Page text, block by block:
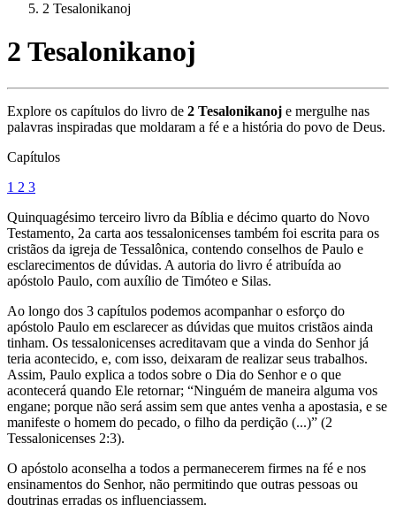
2 Tesalonikanoj
2 Tesalonikanoj
Explore os capítulos do livro de 2 Tesalonikanoj e mergulhe nas
palavras inspiradas que moldaram a fé e a história do povo de Deus.
Capítulos
1 2 3
Quinquagésimo terceiro livro da Bíblia e décimo quarto do Novo
Testamento, 2a carta aos tessalonicenses também foi escrita para os
cristãos da igreja de Tessalônica, contendo conselhos de Paulo e
esclarecimentos de dúvidas. A autoria do livro é atribuída ao
apóstolo Paulo, com auxílio de Timóteo e Silas.
Ao longo dos 3 capítulos podemos acompanhar o esforço do
apóstolo Paulo em esclarecer as dúvidas que muitos cristãos ainda
tinham. Os tessalonicenses acreditavam que a vinda do Senhor já
teria acontecido, e, com isso, deixaram de realizar seus trabalhos.
Assim, Paulo explica a todos sobre o Dia do Senhor e o que
acontecerá quando Ele retornar; “Ninguém de maneira alguma vos
engane; porque não será assim sem que antes venha a apostasia, e se
manifeste o homem do pecado, o filho da perdição (...)” (2
Tessalonicenses 2:3).
O apóstolo aconselha a todos a permanecerem firmes na fé e nos
ensinamentos do Senhor, não permitindo que outras pessoas ou
doutrinas erradas os influenciassem.